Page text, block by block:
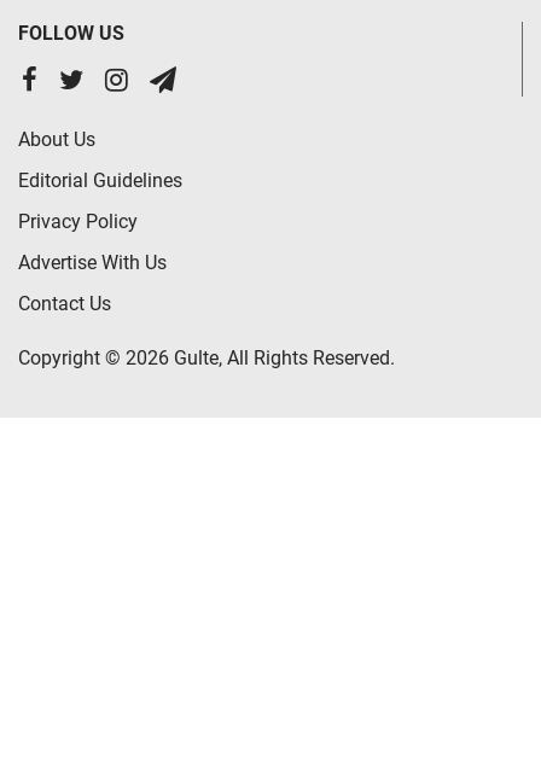
FOLLOW US
About Us
Editorial Guidelines
Privacy Policy
Advertise With Us
Contact Us
Copyright © 2026 Gulte, All Rights Reserved.